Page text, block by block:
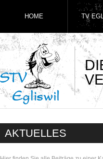
HOME TV
AKTUELLES